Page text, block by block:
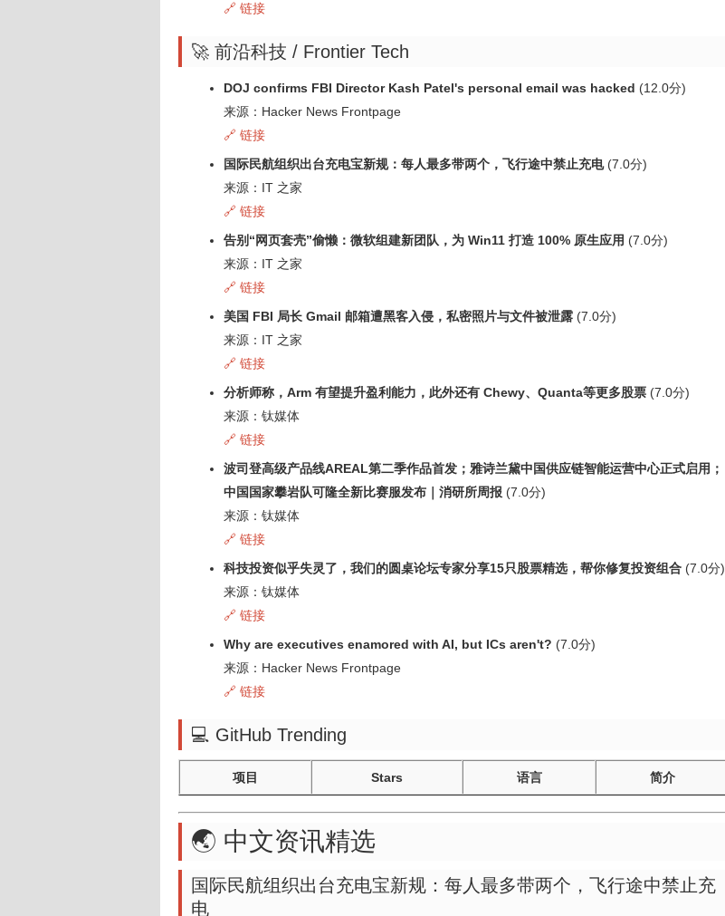
🔗 链接
🚀 前沿科技 / Frontier Tech
DOJ confirms FBI Director Kash Patel's personal email was hacked (12.0分)
来源：Hacker News Frontpage
🔗 链接
国际民航组织出台充电宝新规：每人最多带两个，飞行途中禁止充电(7.0分)
来源：IT 之家
🔗 链接
告别“网页套壳”偷懒：微软组建新团队，为 Win11 打造 100% 原生应用 (7.0分)
来源：IT 之家
🔗 链接
美国 FBI 局长 Gmail 邮箱遭黑客入侵，私密照片与文件被泄露 (7.0分)
来源：IT 之家
🔗 链接
分析师称，Arm 有望提升盈利能力，此外还有 Chewy、Quanta等更多股票 (7.0分)
来源：钛媒体
🔗 链接
波司登高级产品线AREAL第二季作品首发；雅诗兰黛中国供应链智能运营中心正式启用；
中国国家攀岩队可隆全新比赛服发布｜消研所周报 (7.0分)
来源：钛媒体
🔗 链接
科技投资似乎失灵了，我们的圆桌论坛专家分享15只股票精选，帮你修复投资组合 (7.0分)
来源：钛媒体
🔗 链接
Why are executives enamored with AI, but ICs aren't? (7.0分)
来源：Hacker News Frontpage
🔗 链接
💻 GitHub Trending
项目 Stars 语言 简介
🌏 中文资讯精选
国际民航组织出台充电宝新规：每人最多带两个，飞行途中禁止充
电